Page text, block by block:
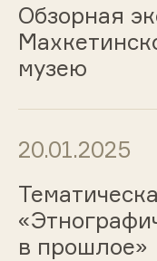
Обзорная
музею
20.01.2025
в прошлое»